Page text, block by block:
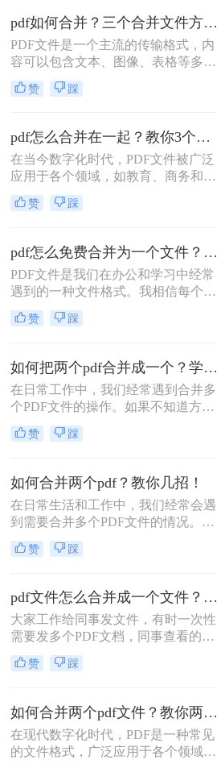
那么这篇文章一定会帮到你！
pdf如何合并？三个合并文件方法分享！
​PDF文件是一个主流的传输格式，内
容可以包含文本、图像、表格等多种
元素，常用于教学资料、打印出版、
产品说明等途径。由于PDF文件有着
在处理PDF文件时，常常就需要将多
个文件合并成一个文件，这样更易于
阅读、编辑、共享。那么pdf如何合并
呢？下面小编给大家分享3个简便的
合并攻略，帮助大家在线就能完成
PDF处理。
赞 踩
pdf怎么合并在一起？教你3个简单教程！
在当今数字化时代，PDF文件被广泛
应用于各个领域，如教育、商务和个
人文档等。然而，有时候我们会需要
将多个PDF文件合并成一个，以便更
pdf怎么合并在一起的方法，帮助您快
速合并PDF文件。
赞 踩
pdf怎么免费合并为一个文件？用这些方法分分钟解决！
PDF文件是我们在办公和学习中经常
遇到的一种文件格式。我相信每个人
的电脑里都有很多PDF文件。有时
候，为了方便文件的整理和更好的阅
的PDF文件合并在一起。那么，pdf怎
么免费合并为一个文件呢？下面将分
享三种简单易操作的方法。让我们来
看看。
赞 踩
如何把两个pdf合并成一个？学会这2个方法，一分钟就能搞定，太好用了！
在日常工作中，我们经常遇到合并多
个PDF文件的操作。如果不知道方法
的话操作起来会很麻烦，所以小编今
天就来给大家分享一下如何把两个pdf
pdf合并方法，适用于各种场景，值得
收集和使用。
赞 踩
如何合并两个pdf？教你几招！
在日常生活和工作中，我们经常会遇
到需要合并多个PDF文件的情况。比
如，你有多个合同文件或报告，希望
将它们合并成一个文件方便管理和使
将为大家介绍几种实用的方法。
赞 踩
pdf文件怎么合并成一个文件？这两种方法简单好用！
大家工作给同事发文件，有时一次性
需要发多个PDF文档，同事查看的时
候需要一个个打开，不光容易漏看，
还占内存今天给大家分享二个方法，
赞 踩
如何合并两个pdf文件？教你两种轻松合并的方法！
在现代数字化时代，PDF是一种常见
的文件格式，广泛应用于各个领域。